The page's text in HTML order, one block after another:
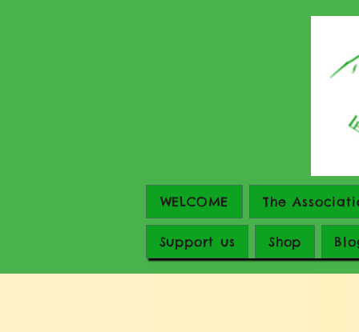
WELCOME The
Support us Shop